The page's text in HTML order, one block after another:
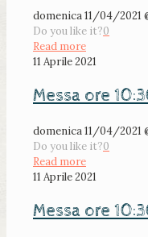
domenica 11/04/2021
Do you like it?0
Read more
11 Aprile 2021
Messa ore
domenica 11/04/2021
Do you like it?0
Read more
11 Aprile 2021
Messa ore